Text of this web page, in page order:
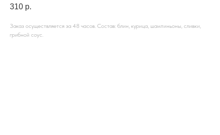
310 р.
Заказ осуществляется за 48 часов. Состав: блин, курица, шампиньоны, сливки,
грибной соус.